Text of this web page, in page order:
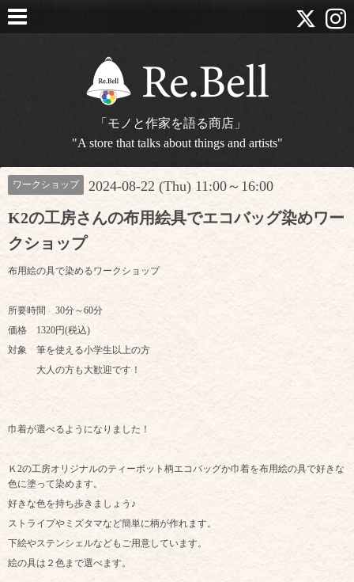
「モノと作家を語る商店」
"A store that talks about things and artists"
ワークショップ 2024-08-22 (Thu) 11:00～16:00
K2の工房さんの布用絵具でエコバッグ染めワー
クショップ
布用絵の具で染めるワークショップ
所要時間 30分～60分
価格 1320円(税込)
対象 筆を使える小学生以上の方
大人の方も大歓迎です！
巾着が選べるようになりました！
Ｋ2の工房オリジナルのティーポット柄エコバッグか巾着を布用絵の具で好きな
色に塗って染めます。
好きな色を持ち歩きましょう♪
ストライプやミズタマなど簡単に柄が作れます。
下絵やステンシェルなどもご用意しています。
絵の具は２色まで選べます。